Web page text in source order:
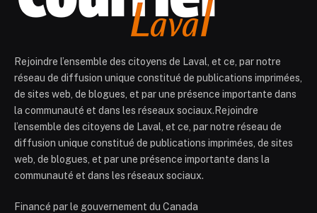
Rejoindre l’ensemble des citoyens de Laval, et ce, par notre
réseau de diffusion unique constitué de publications imprimées,
de sites web, de blogues, et par une présence importante dans
la communauté et dans les réseaux sociaux.Rejoindre
l’ensemble des citoyens de Laval, et ce, par notre réseau de
diffusion unique constitué de publications imprimées, de sites
web, de blogues, et par une présence importante dans la
communauté et dans les réseaux sociaux.
Financé par le gouvernement du Canada